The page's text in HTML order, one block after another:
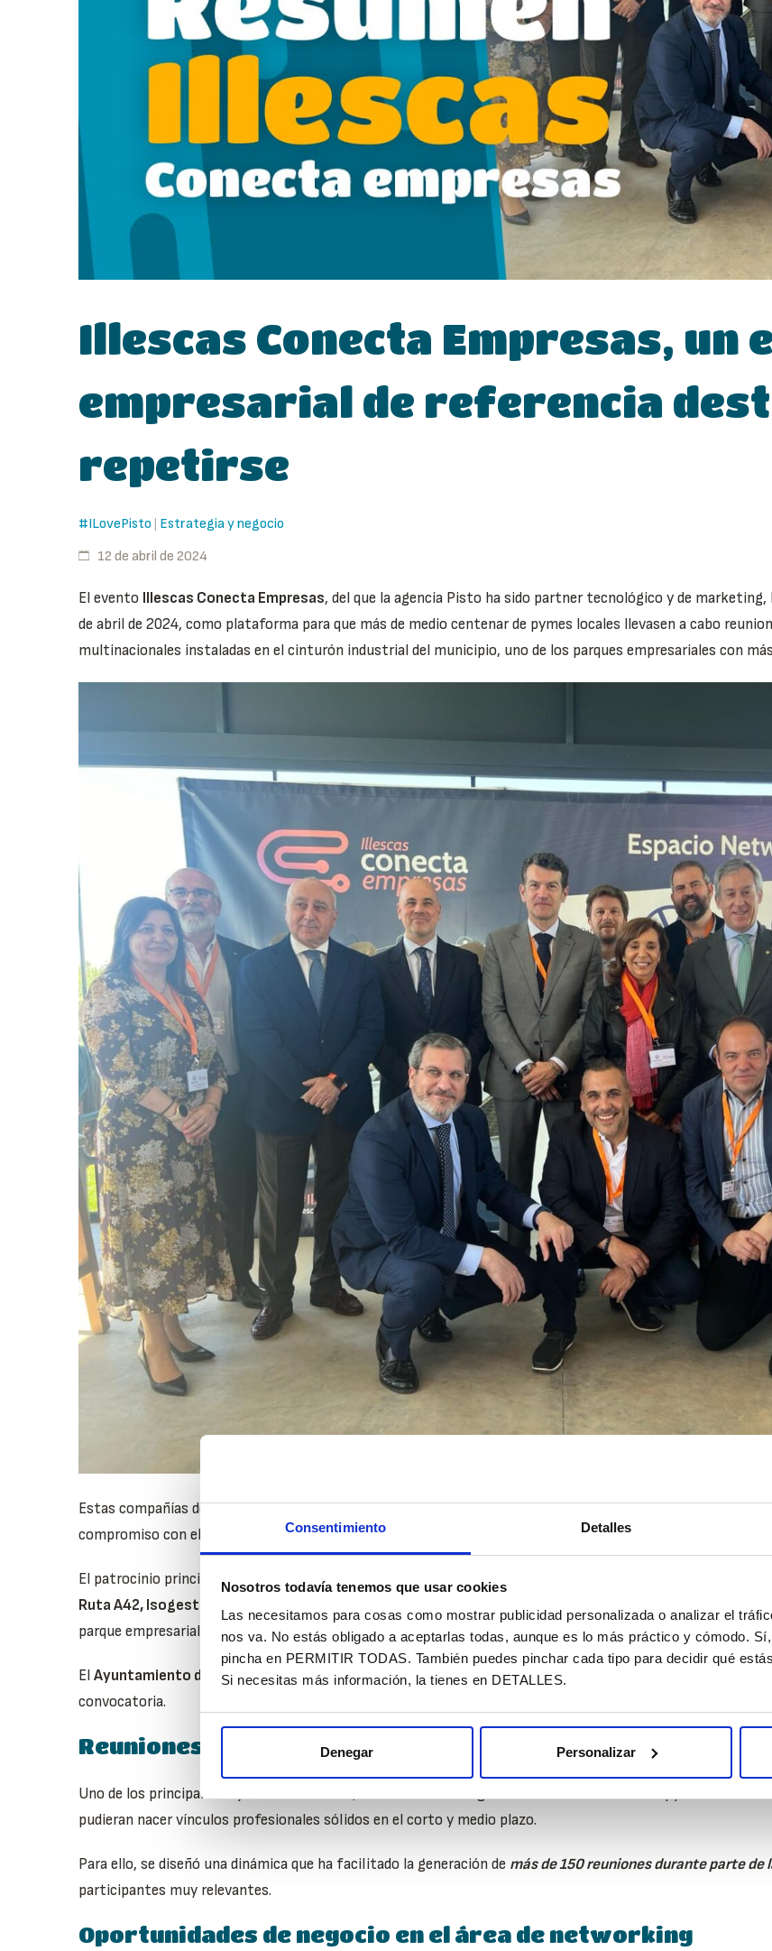
Consentimiento Detalles
Nosotros todavía tenemos que usar cookies
Las necesitamos para cosas como mostrar publicidad personalizada o analizar el
nos va. No estás obligado a aceptarlas todas, aunque es lo más práctico y cómodo.
pincha en PERMITIR TODAS. También puedes pinchar cada tipo para decidir qué
Si necesitas más información, la tienes en DETALLES.
Denegar Personalizar
Illescas Conecta Empresas, un
empresarial de referencia
repetirse
#ILovePisto Estrategia y negocio
12 de abril de 2024
El evento Illescas Conecta Empresas, del que la agencia Pisto ha sido partner tecnológico y de
de abril de 2024, como plataforma para que más de medio centenar de pymes locales llevasen a cabo
multinacionales instaladas en el cinturón industrial del municipio, uno de los parques empresariales con
Estas compañías de referencia han sidoAmazon, Airbus, Día, Michelin, CBL, DHL Zalando, DHL Ikea,
compromiso con el fortalecimiento del tejido económico de la comarca.
El patrocinio principal de Aldauto Motor Olías del Rey Eurocaja Rural
Ruta A42, Isogestión, La Sagra Al Día y Agencia Pisto,
nosotros mismos, han hecho posible la celebración
parque empresarial.
El Ayuntamiento de Illescasy laFederación Empresarial de Toledo (Fedeto)
han colaborado en este
convocatoria.
Reuniones estratégicas B2B
Uno de los principales objetivos del evento, era conectar a las grandes multinacionales con pymes del
pudieran nacer vínculos profesionales sólidos en el corto y medio plazo.
Para ello, se diseñó una dinámica que ha facilitado la generación de más de 150 reuniones durante parte de
participantes muy relevantes.
Oportunidades de negocio en el área de networking